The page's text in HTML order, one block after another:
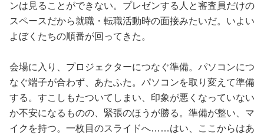
ンは見ることができない。プレゼンする人と審査員だけの
スペースだから就職・転職活動時の面接みたいだ。いよい
よぼくたちの順番が回ってきた。
会場に入り、プロジェクターにつなぐ準備。パソコンにつ
なぐ端子が合わず、あたふた。パソコンを取り変えて準備
する。すこしもたついてしまい、印象が悪くなっていない
か不安になるものの、緊張のほうが勝る。準備が整い、マ
イクを持つ。一枚目のスライドへ……はい、ここからはあ